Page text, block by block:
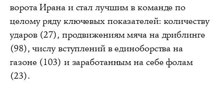
ворота Ирана и стал лучшим в команде по
целому ряду ключевых показателей: количеству
ударов (27), продвижениям мяча на дриблинге
(98), числу вступлений в единоборства на
газоне (103) и заработанным на себе фолам
(23).